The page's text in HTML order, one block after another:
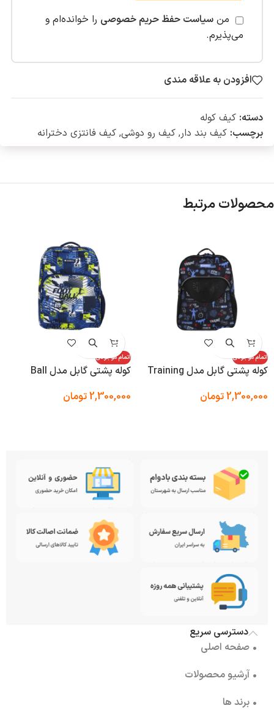
من سیاست حفظ حریم خصوصی را خوانده‌ام و
می‌پذیرم.
افزودن به علاقه مندی
دسته: کیف کوله
برچسب: کیف بند دار, کیف رو دوشی, کیف فانتزی دخترانه
محصولات مرتبط
اتمام موجودی
کوله پشتی گابل مدل Training
2,300,000تومان
اتمام موجودی
کوله پشتی گابل مدل Ball
2,300,000تومان
دسترسی سریع
• صفحه اصلی
• آرشیو محصولات
• برند ها